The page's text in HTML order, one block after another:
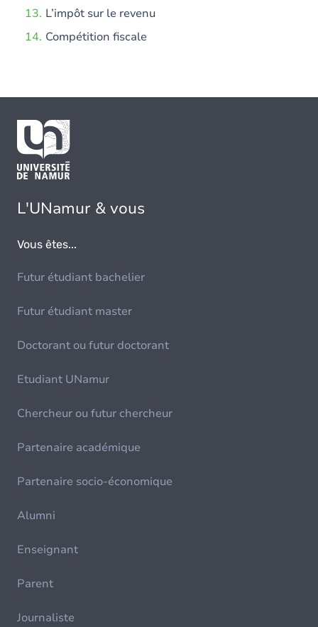
L’impôt sur le revenu
Compétition fiscale
L'UNamur & vous
Vous êtes...
Futur étudiant bachelier
Futur étudiant master
Doctorant ou futur doctorant
Etudiant UNamur
Chercheur ou futur chercheur
Partenaire académique
Partenaire socio-économique
Alumni
Enseignant
Parent
Journaliste